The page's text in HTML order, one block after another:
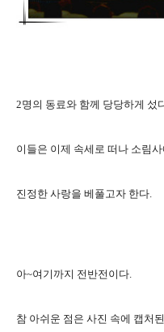
2명의 동료와 함께 당당하게 섰
이들은 이제 속세로 떠나 소림
진정한 사랑을 베풀고자 한다.
아~여기까지 전반전이다.
참 아쉬운 점은 사진 속에 캡처